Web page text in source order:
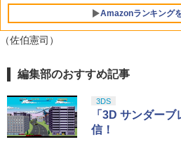
【特典】テイ
スター
￥3,722
5
【特典】真・
mastered
典】「赤兎鐙
￥6,358
Amazonランキング
1
【
(オリジナル特
カー特典:【
（佐伯憲司）
編集部のおすすめ記事
3DS
「3D サンダー
信！